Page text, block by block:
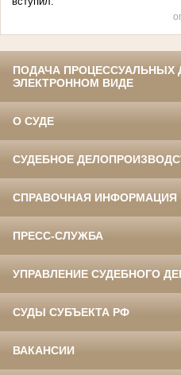
ПОДАЧА ПРОЦЕССУАЛЬНЫХ
ЭЛЕКТРОННОМ ВИДЕ
О СУДЕ
СУДЕБНОЕ
СПРАВОЧНАЯ ИНФОРМАЦИЯ
ПРЕСС-СЛУЖБА
УПРАВЛЕНИЕ СУДЕБНОГО
СУДЫ СУБЪЕКТА РФ
ВАКАНСИИ